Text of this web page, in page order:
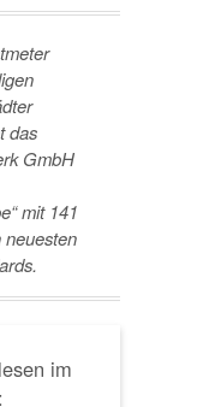
das
GmbH
mit 141
neuesten
im
: